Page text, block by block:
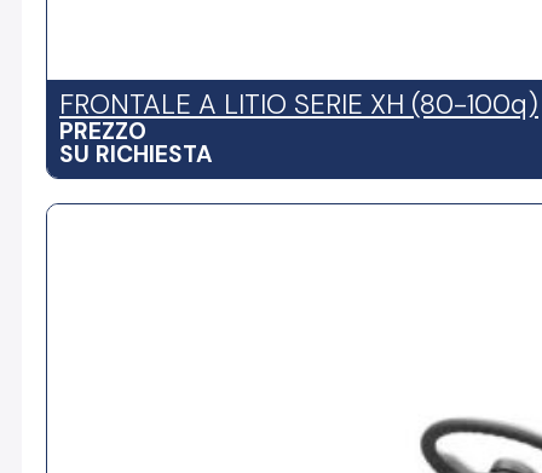
FRONTALE A LITIO SERIE XH (80-100q)
PREZZO
SU RICHIESTA